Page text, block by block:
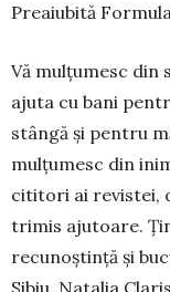
Preaiubită
Vă mulțumesc din
ajuta cu bani
stângă și pentru
mulțumesc din
cititori ai revistei,
trimis ajutoare.
recunoștință și